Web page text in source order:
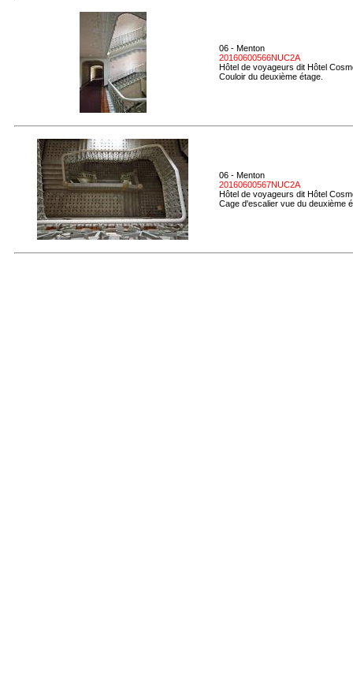
06 - Menton
20160600566NUC2A
Hôtel de voyageurs dit Hôtel
Couloir du deuxième étage.
06 - Menton
20160600567NUC2A
Hôtel de voyageurs dit Hôtel
Cage d'escalier vue du deuxième